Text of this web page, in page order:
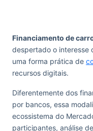
Financiamento de
despertado o interesse
uma forma prática de
recursos digitais.
Diferentemente dos
por bancos, essa
ecossistema do
participantes, análise